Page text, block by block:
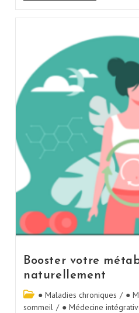
Booster votre
naturellement
● Maladies chroniques / ●
sommeil / ● Médecine